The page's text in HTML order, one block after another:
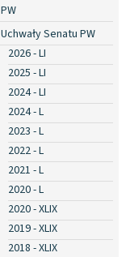
PW
Uchwały Senatu PW
2026 - LI
2025 - LI
2024 - LI
2024 - L
2023 - L
2022 - L
2021 - L
2020 - L
2020 - XLIX
2019 - XLIX
2018 - XLIX